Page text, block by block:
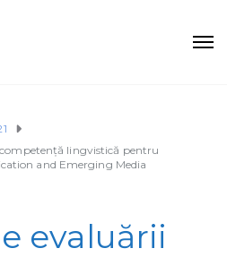
lingvistică pentru
and Emerging Media
evaluării